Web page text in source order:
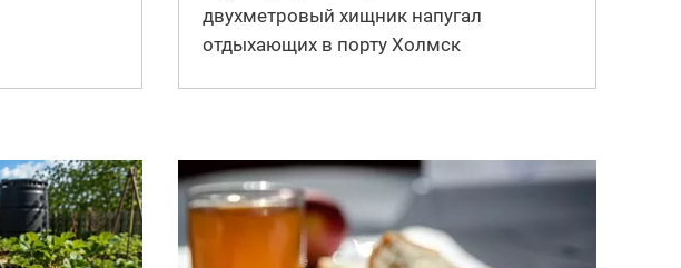
двухметровый хищник напугал
отдыхающих в порту Холмск